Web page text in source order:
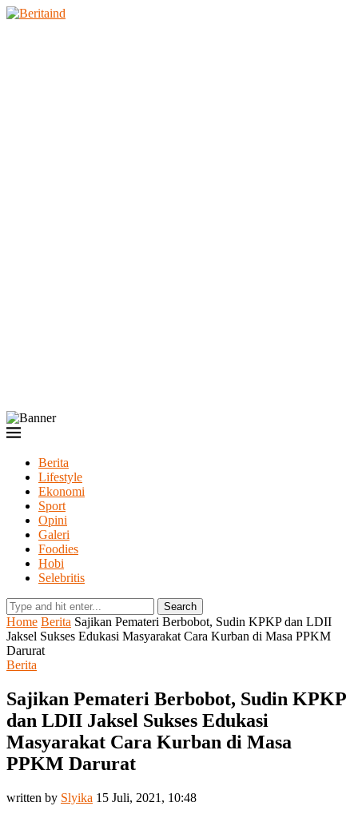
Berita
Lifestyle
Ekonomi
Sport
Opini
Galeri
Foodies
Hobi
Selebritis
Search
Home Berita Sajikan Pemateri Berbobot, Sudin KPKP dan LDII
Jaksel Sukses Edukasi Masyarakat Cara Kurban di Masa PPKM
Darurat
Berita
Sajikan Pemateri Berbobot, Sudin KPKP
dan LDII Jaksel Sukses Edukasi
Masyarakat Cara Kurban di Masa
PPKM Darurat
written by Slyika 15 Juli, 2021, 10:48